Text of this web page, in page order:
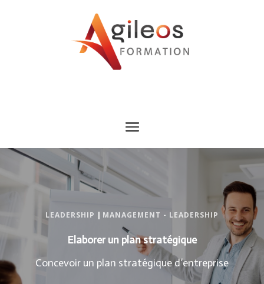
LEADERSHIP | MANAGEMENT - LEADERSHIP
Elaborer un plan stratégique
Concevoir un plan stratégique d’entreprise